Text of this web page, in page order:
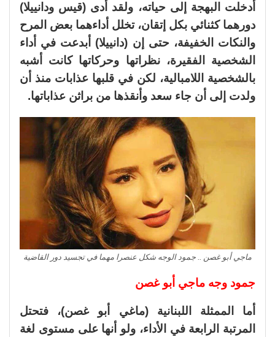
أدخلت البهجة إلى حياته، ولقد أدى (قيس ودانييلا)
دورهما كثنائي بكل إتقان، تخلل أداءهما بعض المرح
والنكات الخفيفة، حتى إن (دانييلا) أبدعت في أداء
الشخصية الفقيرة، نظراتها وحركاتها كانت أشبه
بالشخصية اللامبالية، لكن في قلبها عذابات منذ أن
ولدت إلى أن جاء سعد وأنقذها من براثن عذاباتها.
ماجي أبو غصن .. جمود الوجه شكل عنصرا مهما في تجسيد دور القاضية
جمود وجه ماجي أبو غصن
أما الممثلة اللبنانية (ماغي أبو غصن)، فتحتل
المرتبة الرابعة في الأداء، ولو أنها على مستوى لغة